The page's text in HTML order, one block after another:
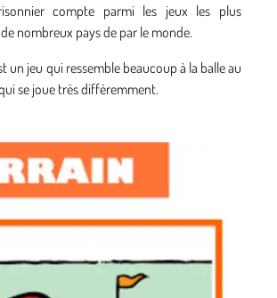
compte parmi les jeux les plus
nombreux pays de par le monde.
un jeu qui ressemble beaucoup à la balle au
se joue très différemment.